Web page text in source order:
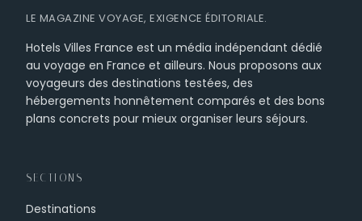
LE MAGAZINE VOYAGE, EXIGENCE ÉDITORIALE.
Hotels Villes France est un média indépendant dédié
au voyage en France et ailleurs. Nous proposons aux
voyageurs des destinations testées, des
hébergements honnêtement comparés et des bons
plans concrets pour mieux organiser leurs séjours.
SECTIONS
Destinations